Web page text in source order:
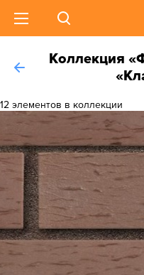
Коллекция
12 элементов в коллекции